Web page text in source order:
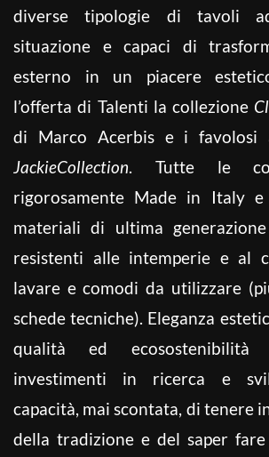
diverse tipologie di tavoli
situazione e capaci di
esterno in un piacere
l’offerta di Talenti la collezione
di Marco Acerbis e i favolosi
JackieCollection. Tutte le
rigorosamente Made in Italy e
materiali di ultima
resistenti alle intemperie e al
lavare e comodi da utilizzare
schede tecniche). Eleganza
qualità ed
investimenti in ricerca e
capacità, mai scontata, di tenere
della tradizione e del saper